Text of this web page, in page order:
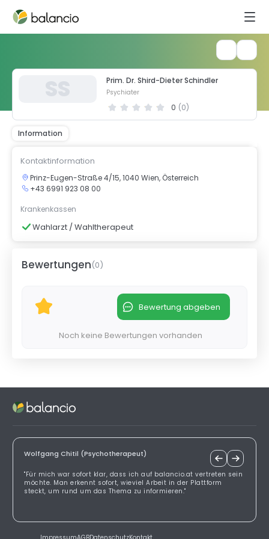
Prim. Dr. Shird-Dieter Schindler
Psychiater
0 (0)
Information
Kontaktinformation
Prinz-Eugen-Straße 4/15, 1040 Wien, Österreich
+43 6991 923 08 00
Krankenkassen
Wahlarzt / Wahltherapeut
Bewertungen(0)
Bewertung abgeben
Noch keine Bewertungen vorhanden
Wolfgang Chitil (Psychotherapeut)
"Für mich war sofort klar, dass ich auf balancio.at vertreten sein
möchte. Man erkennt sofort, wieviel Arbeit in der Plattform
steckt, um rund um das Thema zu informieren."